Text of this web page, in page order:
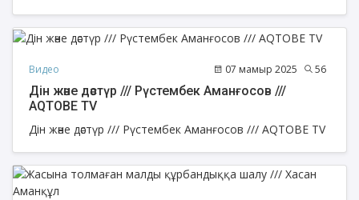
Видео 07 мамыр 2025 56
Дін және дәстүр /// Рүстембек Аманғосов ///
AQTOBE TV
Дін және дәстүр /// Рүстембек Аманғосов /// AQTOBE TV